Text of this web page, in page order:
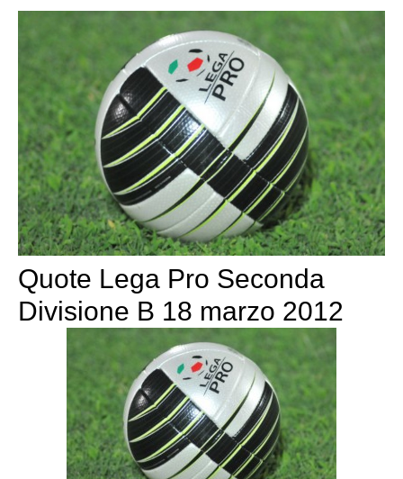
Quote Lega Pro Seconda
Divisione B 18 marzo 2012